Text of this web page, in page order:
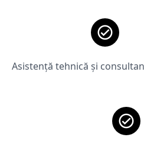
Asistență tehnică și